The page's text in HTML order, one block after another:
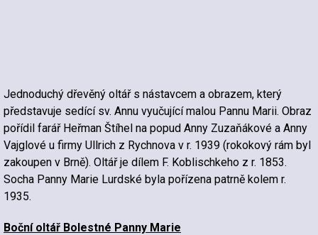
Jednoduchý dřevěný oltář s nástavcem a obrazem, který
představuje sedící sv. Annu vyučující malou Pannu Marii. Obraz
pořídil farář Heřman Štíhel na popud Anny Zuzaňákové a Anny
Vajglové u firmy Ullrich z Rychnova v r. 1939 (rokokový rám byl
zakoupen v Brně). Oltář je dílem F. Koblischkeho z r. 1853.
Socha Panny Marie Lurdské byla pořízena patrně kolem r.
1935.
Boční oltář Bolestné Panny Marie